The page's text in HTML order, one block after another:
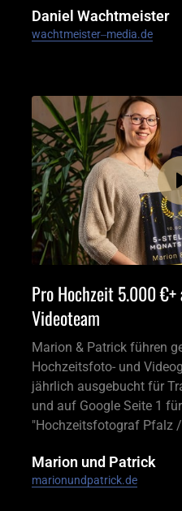
Daniel Wachtmeister
wachtmeister‒media.de
Pro Hochzeit 5.000
Videoteam
Marion & Patrick führen
Hochzeitsfoto- und
jährlich ausgebucht für
und auf Google Seite 1
"Hochzeitsfotograf Pfalz
Marion und Patrick
marionundpatrick.de